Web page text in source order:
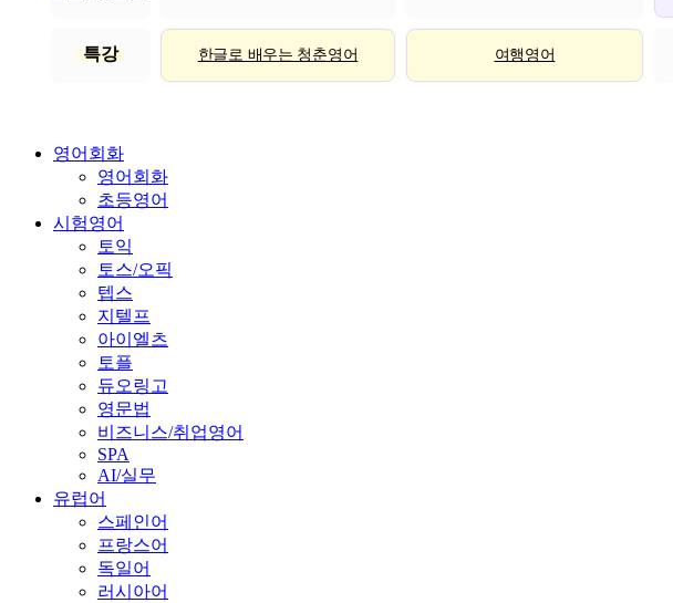
특강 한글로 배우는 청춘영어 여행영어
영어회화
영어회화
초등영어
시험영어
토익
토스/오픽
텝스
지텔프
아이엘츠
토플
듀오링고
영문법
비즈니스/취업영어
SPA
AI/실무
유럽어
스페인어
프랑스어
독일어
러시아어